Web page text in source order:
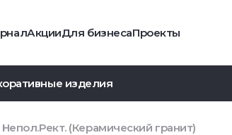
АкцииДля бизнесаПроекты
изделия
(Керамический гранит)